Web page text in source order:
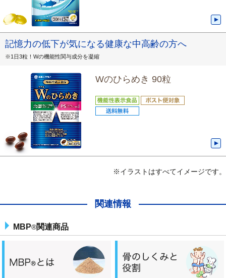
記憶力の低下が気になる健康な中高齢の方へ
※1日3粒！Wの機能性関与成分を凝縮
Wのひらめき 90粒
※イラストはすべてイメージです。
関連情報
MBP®関連商品